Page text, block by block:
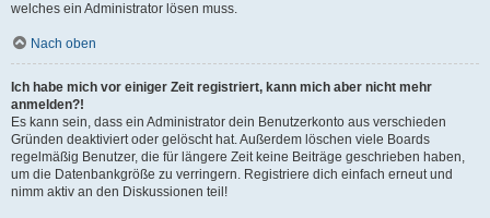
welches ein Administrator lösen muss.
Nach oben
Ich habe mich vor einiger Zeit registriert, kann mich aber nicht mehr
anmelden?!
Es kann sein, dass ein Administrator dein Benutzerkonto aus verschieden
Gründen deaktiviert oder gelöscht hat. Außerdem löschen viele Boards
regelmäßig Benutzer, die für längere Zeit keine Beiträge geschrieben haben,
um die Datenbankgröße zu verringern. Registriere dich einfach erneut und
nimm aktiv an den Diskussionen teil!